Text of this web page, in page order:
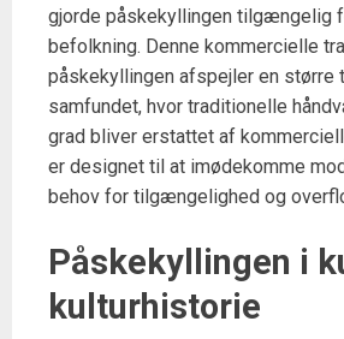
gjorde påskekyllingen tilgængelig
befolkning. Denne kommercielle
påskekyllingen afspejler en større
samfundet, hvor traditionelle
grad bliver erstattet af
er designet til at imødekomme
behov for tilgængelighed og
Påskekyllingen i
kulturhistorie